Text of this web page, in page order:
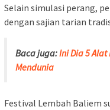
Selain simulasi perang,
dengan sajian tarian
Baca juga:Ini Dia 5
Mendunia
Festival Lembah Baliem